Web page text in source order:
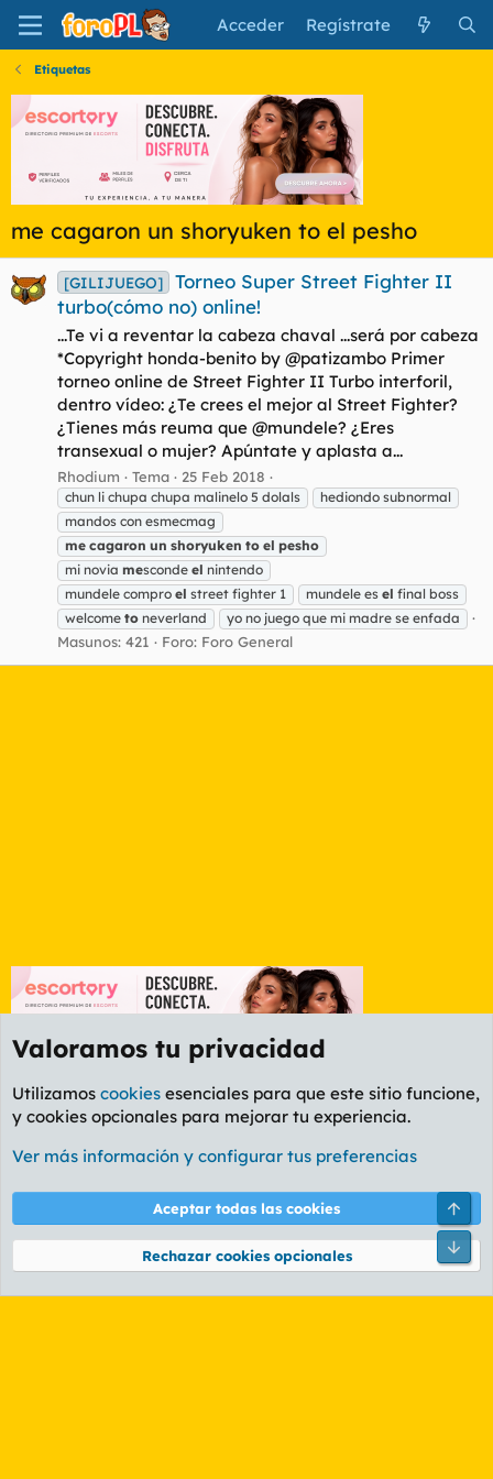
Acceder Regístrate
Etiquetas
me cagaron un shoryuken to el pesho
[GILIJUEGO]
Torneo Super Street Fighter II
turbo(cómo no) online!
...Te vi a reventar la cabeza chaval ...será por cabeza
*Copyright honda-benito by @patizambo Primer
torneo online de Street Fighter II Turbo interforil,
dentro vídeo: ¿Te crees el mejor al Street Fighter?
¿Tienes más reuma que @mundele? ¿Eres
transexual o mujer? Apúntate y aplasta a...
Rhodium Tema 25 Feb 2018
chun li chupa chupa malinelo 5 dolals
hediondo subnormal
mandos con esmecmag
me cagaron un shoryuken to el pesho
mi novia mesconde el nintendo
mundele compro el street fighter 1 mundele es el final boss
welcome to neverland yo no juego que mi madre se enfada
Masunos: 421 Foro: Foro General
Etiquetas
Cookies
PL OLDSTYLE AMARILLO
Términos y reglas Política de privacidad Ayuda
Community platform by XenForo® © 2010-2026 XenForo Ltd.
Valoramos tu privacidad
Utilizamos cookies esenciales para que este sitio funcione,
y cookies opcionales para mejorar tu experiencia.
Ver más información y configurar tus preferencias
Aceptar todas las cookies
Rechazar cookies opcionales
Pie